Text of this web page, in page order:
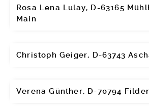
Rosa Lena Lulay, D-63165
Main
Christoph Geiger, D-63743
Verena Günther, D-70794